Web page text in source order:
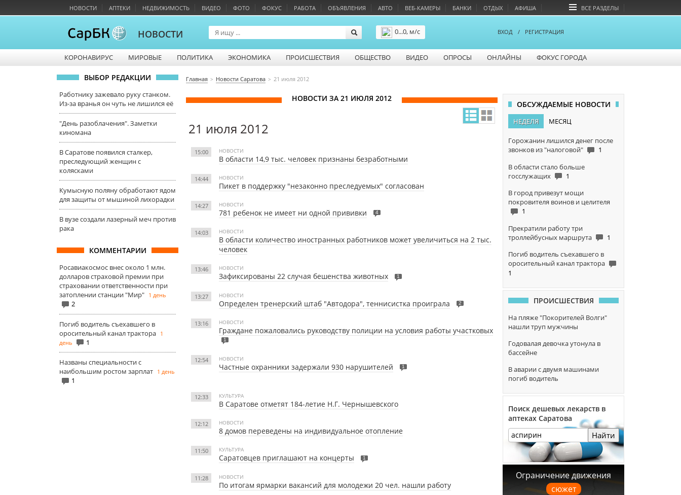
НОВОСТИ АПТЕКИ НЕДВИЖИМОСТЬ ВИДЕО ФОТО ФОКУС РАБОТА ОБЪЯВЛЕНИЯ АВТО ВЕБ-КАМЕРЫ БАНКИ ОТДЫХ АФИША ВСЕ РАЗДЕЛЫ
НОВОСТИ
0...0, м/с
ВХОД / РЕГИСТРАЦИЯ
КОРОНАВИРУС МИРОВЫЕ ПОЛИТИКА ЭКОНОМИКА ПРОИСШЕСТВИЯ ОБЩЕСТВО ВИДЕО ОПРОСЫ ОНЛАЙНЫ ФОКУС ГОРОДА
ВЫБОР РЕДАКЦИИ
Работнику зажевало руку станком.
Из-за вранья он чуть не лишился её
"День разоблачения". Заметки
киномана
В Саратове появился сталкер,
преследующий женщин с
колясками
Кумысную поляну обработают ядом
для защиты от мышиной лихорадки
В вузе создали лазерный меч против
рака
КОММЕНТАРИИ
Росавиакосмос внес около 1 млн.
долларов страховой премии при
страховании ответственности при
затоплении станции "Мир" 1 день
2
Погиб водитель съехавшего в
оросительный канал трактора 1
день
1
Названы специальности с
наибольшим ростом зарплат 1 день
1
Главная Новости Саратова 21 июля 2012
НОВОСТИ ЗА 21 ИЮЛЯ 2012
21 июля 2012
15:00 НОВОСТИ
В области 14,9 тыс. человек признаны безработными
14:44 НОВОСТИ
Пикет в поддержку "незаконно преследуемых" согласован
14:27 НОВОСТИ
781 ребенок не имеет ни одной прививки 4
14:03 НОВОСТИ
В области количество иностранных работников может увеличиться на 2 тыс.
человек
13:46 НОВОСТИ
Зафиксированы 22 случая бешенства животных 1
13:27 НОВОСТИ
Определен тренерский штаб "Автодора", теннисистка проиграла 2
13:16 НОВОСТИ
Граждане пожаловались руководству полиции на условия работы участковых
1
12:54 НОВОСТИ
Частные охранники задержали 930 нарушителей 1
12:33 КУЛЬТУРА
В Саратове отметят 184-летие Н.Г. Чернышевского
12:12 НОВОСТИ
8 домов переведены на индивидуальное отопление
11:50 КУЛЬТУРА
Саратовцев приглашают на концерты 1
11:28 НОВОСТИ
По итогам ярмарки вакансий для молодежи 20 чел. нашли работу
ОБСУЖДАЕМЫЕ НОВОСТИ
НЕДЕЛЯ МЕСЯЦ
Горожанин лишился денег после
звонков из "налоговой"
1
В области стало больше
госслужащих
1
В город привезут мощи
покровителя воинов и целителя
1
Прекратили работу три
троллейбусных маршрута
1
Погиб водитель съехавшего в
оросительный канал трактора
1
ПРОИСШЕСТВИЯ
На пляже "Покорителей Волги"
нашли труп мужчины
Годовалая девочка утонула в
бассейне
В аварии с двумя машинами
погиб водитель
Поиск дешевых лекарств в
аптеках Саратова
Найти
Ограничение движения
сюжет